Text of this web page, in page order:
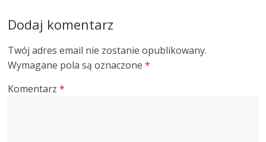
Dodaj komentarz
Twój adres email nie zostanie opublikowany.
Wymagane pola są oznaczone*
Komentarz*